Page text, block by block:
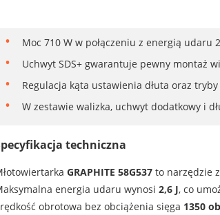
Moc 710 W w połączeniu z energią
Uchwyt SDS+ gwarantuje pewny montaż
Regulacja kąta ustawienia dłuta oraz
W zestawie walizka, uchwyt dodatkowy i
techniczna
GRAPHITE 58G537to narzędzie
energia udaru wynosi 2,6 J, co
obrotowa bez obciążenia sięga 1350